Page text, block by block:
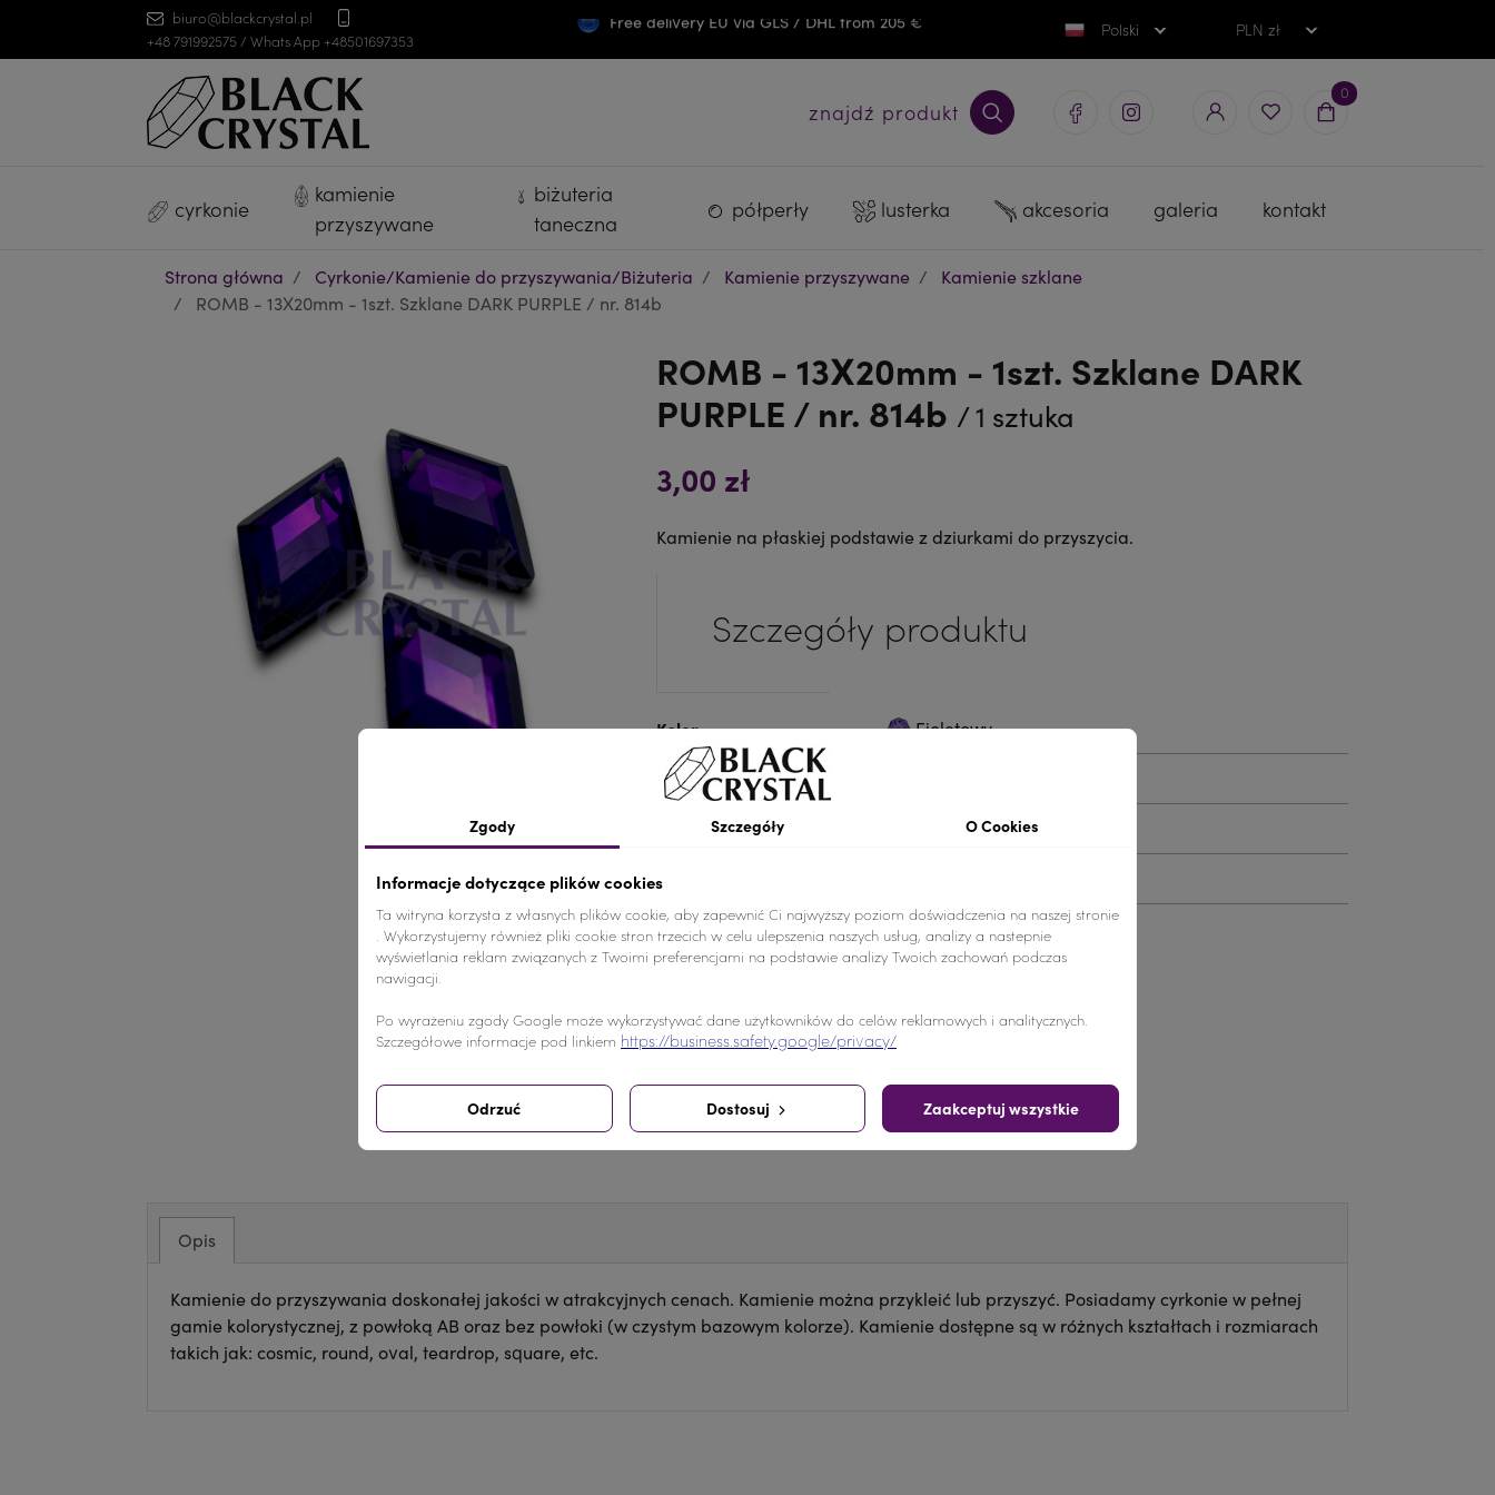
biuro@blackcrystal.pl
+48 791992575 / Whats App +48501697353
Free delivery EU via GLS / DHL from 205 € Polski PLN zł
znajdź produkt
0
cyrkonie
kamienie
przyszywane
biżuteria
taneczna
półperły lusterka akcesoria galeria kontakt
Strona główna Cyrkonie/Kamienie do przyszywania/Biżuteria Kamienie przyszywane
Kamienie szklane
ROMB - 13X20mm - 1szt. Szklane DARK PURPLE / nr. 814b
ROMB - 13X20mm - 1szt. Szklane DARK
PURPLE / nr. 814b / 1 sztuka
3,00 zł
Kamienie na płaskiej podstawie z dziurkami do przyszycia.
Szczegóły produktu
Kolor Fioletowy
Materiał
Wymiary ŚREDNI ROZMIAR
Ilość
Nr.Kategorii 814b
UdostępnijTweetujPinterest
Opis
Kamienie do przyszywania doskonałej jakości w atrakcyjnych cenach. Kamienie można przykleić lub przyszyć. Posiadamy cyrkonie w pełnej
gamie kolorystycznej, z powłoką AB oraz bez powłoki (w czystym bazowym kolorze). Kamienie dostępne są w różnych kształtach i rozmiarach
takich jak: cosmic, round, oval, teardrop, square, etc.
Zgody Szczegóły O Cookies
Informacje dotyczące plików cookies
Ta witryna korzysta z własnych plików cookie, aby zapewnić Ci najwyższy poziom doświadczenia na naszej stronie
. Wykorzystujemy również pliki cookie stron trzecich w celu ulepszenia naszych usług, analizy a nastepnie
wyświetlania reklam związanych z Twoimi preferencjami na podstawie analizy Twoich zachowań podczas
nawigacji.
Po wyrażeniu zgody Google może wykorzystywać dane użytkowników do celów reklamowych i analitycznych.
Szczegółowe informacje pod linkiem https://business.safety.google/privacy/
Odrzuć Dostosuj Zaakceptuj wszystkie